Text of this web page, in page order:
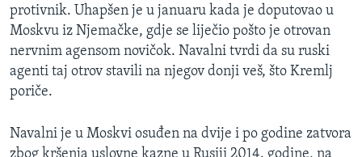
protivnik. Uhapšen je u januaru kada je doputovao u
Moskvu iz Njemačke, gdje se liječio pošto je otrovan
nervnim agensom novičok. Navalni tvrdi da su ruski
agenti taj otrov stavili na njegov donji veš, što Kremlj
poriče.
Navalni je u Moskvi osuđen na dvije i po godine zatvora